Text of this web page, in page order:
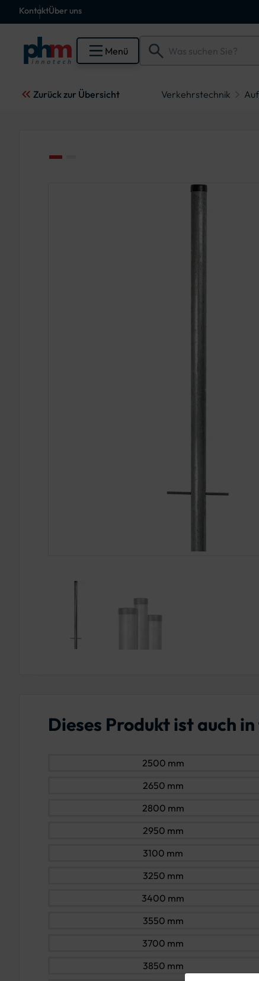
KontaktÜber uns
Menü
Zurück zur Übersicht Verkehrstechnik
Dieses Produkt ist auch
2500 mm
2650 mm
2800 mm
2950 mm
3100 mm
3250 mm
3400 mm
3550 mm
3700 mm
3850 mm